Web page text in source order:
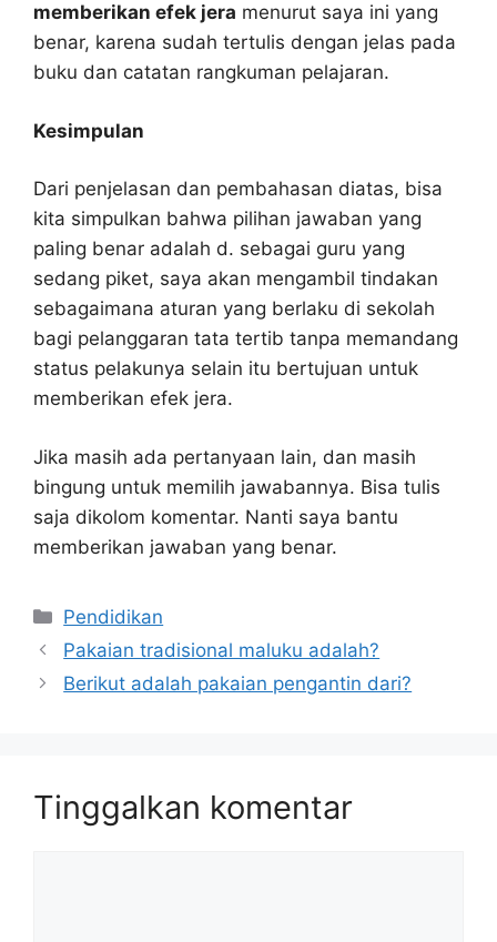
memberikan efek jera menurut saya ini yang
benar, karena sudah tertulis dengan jelas pada
buku dan catatan rangkuman pelajaran.
Kesimpulan
Dari penjelasan dan pembahasan diatas, bisa
kita simpulkan bahwa pilihan jawaban yang
paling benar adalah d. sebagai guru yang
sedang piket, saya akan mengambil tindakan
sebagaimana aturan yang berlaku di sekolah
bagi pelanggaran tata tertib tanpa memandang
status pelakunya selain itu bertujuan untuk
memberikan efek jera.
Jika masih ada pertanyaan lain, dan masih
bingung untuk memilih jawabannya. Bisa tulis
saja dikolom komentar. Nanti saya bantu
memberikan jawaban yang benar.
Kategori
Pendidikan
Pakaian tradisional maluku adalah?
Berikut adalah pakaian pengantin dari?
Tinggalkan komentar